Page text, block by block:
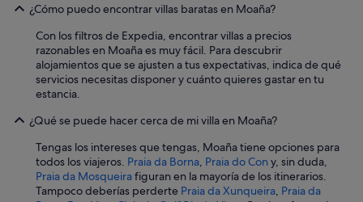
¿Cómo puedo encontrar villas baratas en Moaña?
Con los filtros de Expedia, encontrar villas a precios
razonables en Moaña es muy fácil. Para descubrir
alojamientos que se ajusten a tus expectativas, indica de qué
servicios necesitas disponer y cuánto quieres gastar en tu
estancia.
¿Qué se puede hacer cerca de mi villa en Moaña?
Tengas los intereses que tengas, Moaña tiene opciones para
todos los viajeros. Praia da Borna, Praia do Cony, sin duda,
Praia da Mosqueirafiguran en la mayoría de los itinerarios.
Tampoco deberías perderte Praia da Xunqueira, Praia da